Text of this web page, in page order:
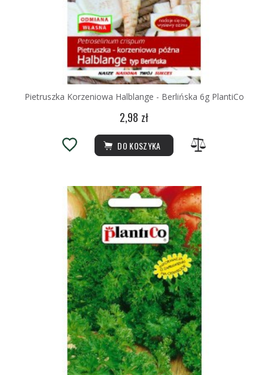
Pietruszka Korzeniowa Halblange - Berlińska 6g PlantiCo
2,98 zł
DO KOSZYKA